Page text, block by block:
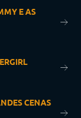
E AS
CENAS